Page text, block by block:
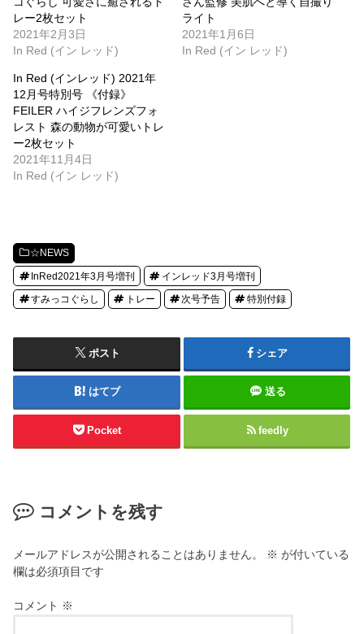
レー2枚セット
2021年2月3日
In Red (イン レッド)
ライト
2021年1月6日
In Red (イン レッド)
In Red (インレッド) 2021年
12月号特別号 《付録》
FEILER ハイジフレンズフォ
レスト 森の動物が可愛いトレ
ー2枚セット
2021年11月4日
In Red (イン レッド)
☆NEWS
InRed2021年3月号増刊 インレッド3月号増刊
すみっコぐらし トレー 次号予告 特別付録
ポスト シェア
はてブ 送る
Pocket feedly
コメントを残す
メールアドレスが公開されることはありません。 ※ が付いている
欄は必須項目です
コメント ※